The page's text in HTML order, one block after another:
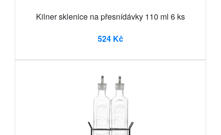
Kilner sklenice na přesnídávky 110 ml 6 ks
524 Kč